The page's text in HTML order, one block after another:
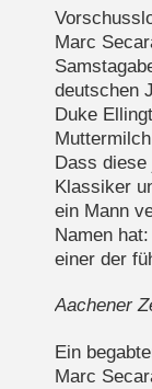
Marc
deutschen
Duke
Dass diese
Klassiker
ein Mann
Namen
einer der
Aachener
Ein
Marc